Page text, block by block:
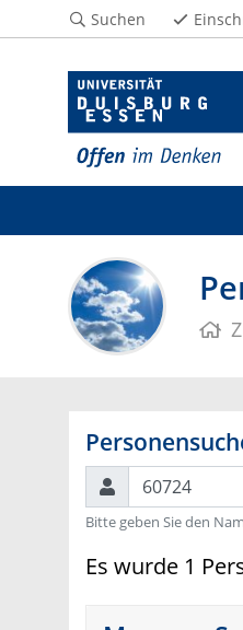
Suchen
Suchen
Bitte geben Sie den
Es wurde 1